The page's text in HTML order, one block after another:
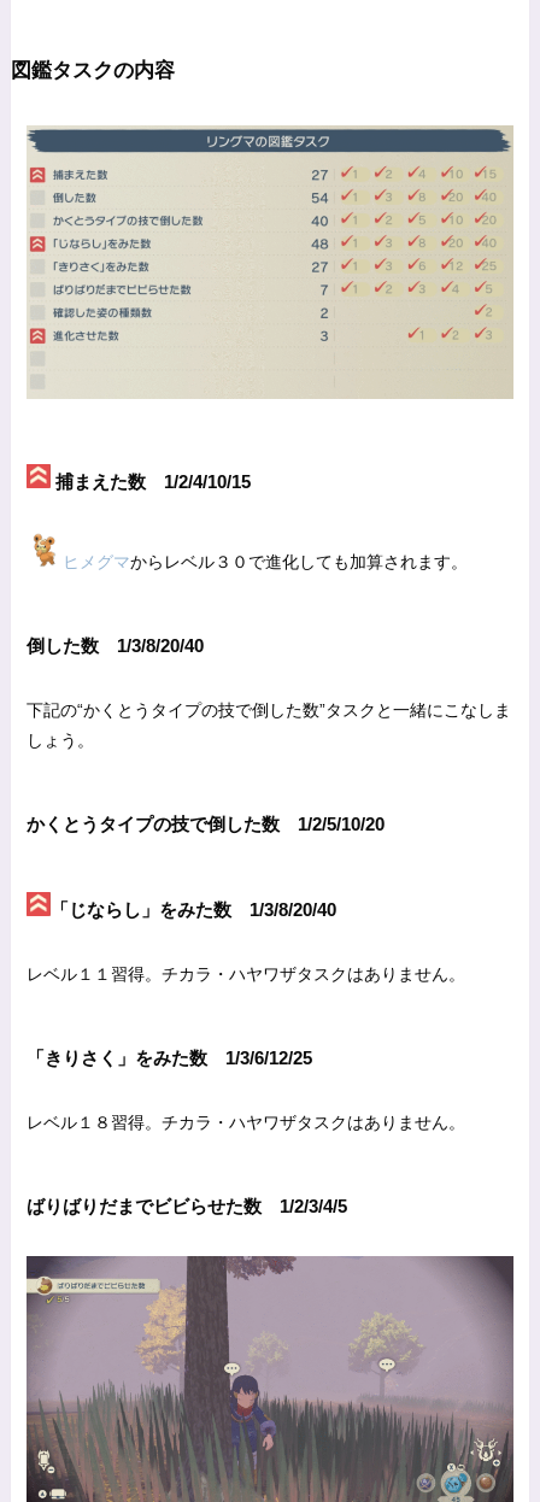
図鑑タスクの内容
捕まえた数 1/2/4/10/15
ヒメグマからレベル３０で進化しても加算されます。
倒した数 1/3/8/20/40
下記の“かくとうタイプの技で倒した数”タスクと一緒にこなしま
しょう。
かくとうタイプの技で倒した数 1/2/5/10/20
「じならし」をみた数 1/3/8/20/40
レベル１１習得。チカラ・ハヤワザタスクはありません。
「きりさく」をみた数 1/3/6/12/25
レベル１８習得。チカラ・ハヤワザタスクはありません。
ばりばりだまでビビらせた数 1/2/3/4/5